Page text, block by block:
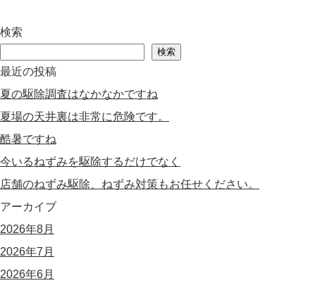
検索
検索
最近の投稿
夏の駆除調査はなかなかですね
夏場の天井裏は非常に危険です。
酷暑ですね
今いるねずみを駆除するだけでなく
店舗のねずみ駆除、ねずみ対策もお任せください。
アーカイブ
2026年8月
2026年7月
2026年6月